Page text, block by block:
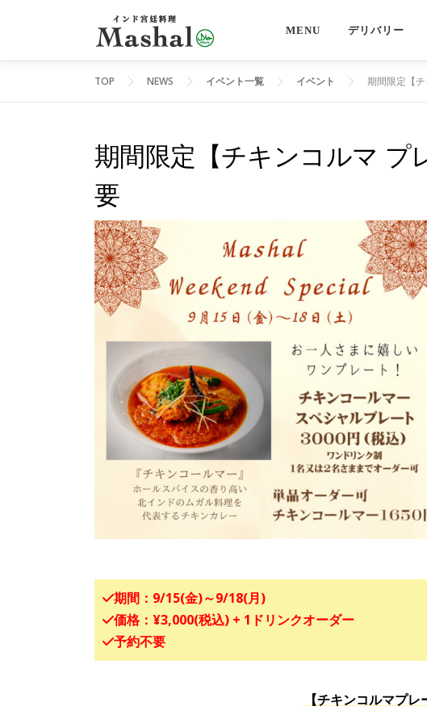
MENU デリバリー
TOP NEWS イベント一覧 イベント 期間限定【
期間限定【チキンコルマ プ
要
期間：9/15(金)～9/18(月)
価格：¥3,000(税込) + 1ドリンクオーダー
予約不要
【チキンコルマプレ